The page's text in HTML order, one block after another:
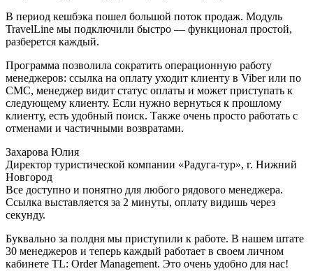
В период кешбэка пошел большой поток продаж. Модуль
TravelLine мы подключили быстро — функционал простой,
разберется каждый.
Программа позволила сократить операционную работу
менеджеров: ссылка на оплату уходит клиенту в Viber или по
СМС, менеджер видит статус оплаты и может приступать к
следующему клиенту. Если нужно вернуться к прошлому
клиенту, есть удобный поиск. Также очень просто работать с
отменами и частичными возвратами.
Захарова Юлия
Директор туристической компании «Радуга-тур», г. Нижний
Новгород
Все доступно и понятно для любого рядового менеджера.
Ссылка выставляется за 2 минуты, оплату видишь через
секунду.
Буквально за полдня мы приступили к работе. В нашем штате
30 менеджеров и теперь каждый работает в своем личном
кабинете TL: Order Management. Это очень удобно для нас!